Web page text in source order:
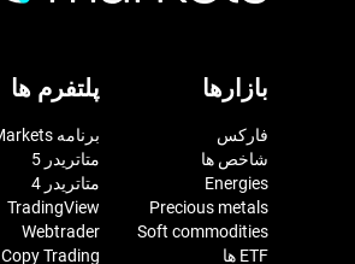
بازارها
فارکس
شاخص ها
Energies
Precious metals
Soft commodities
ETF ها
پلتفرم ها
برنامه VT Markets
متاتریدر 5
متاتریدر 4
TradingView
Webtrader
Copy Trading